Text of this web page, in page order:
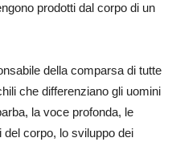
prodotti dal corpo di un
della comparsa di tutte
che differenziano gli uomini
la voce profonda, le
corpo, lo sviluppo dei